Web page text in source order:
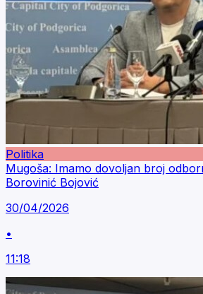
Politika
Mugoša: Imamo dovoljan broj
Borovinić Bojović
30/04/2026
•
11:18